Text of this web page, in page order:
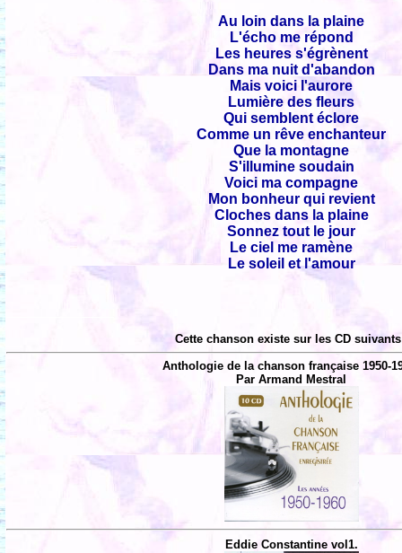
Au loin dans la plaine
L'écho me répond
Les heures s'égrènent
Dans ma nuit d'abandon
Mais voici l'aurore
Lumière des fleurs
Qui semblent éclore
Comme un rêve enchanteur
Que la montagne
S'illumine soudain
Voici ma compagne
Mon bonheur qui revient
Cloches dans la plaine
Sonnez tout le jour
Le ciel me ramène
Le soleil et l'amour
Cette chanson existe sur les CD
Anthologie de la chanson française 1950-
Par Armand Mestral
Eddie Constantine vol1.